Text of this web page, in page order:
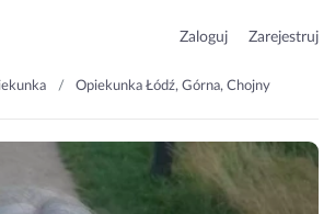
Zaloguj Zarejestruj
Opiekunka Łódź, Górna, Chojny